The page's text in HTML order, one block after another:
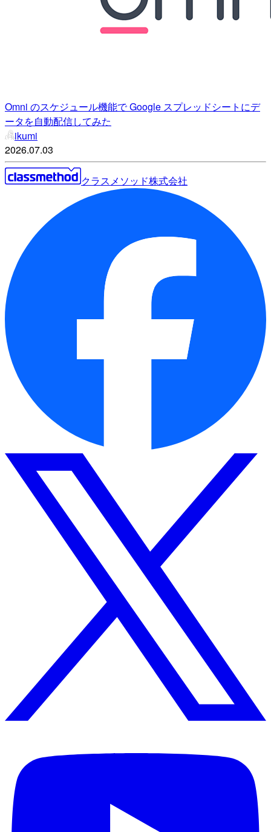
Omni のスケジュール機能で Google スプレッドシートにデ
ータを自動配信してみた
ikumi
2026.07.03
クラスメソッド株式会社